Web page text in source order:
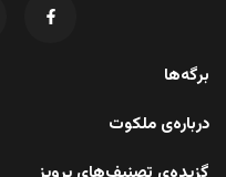
برگه‌ها
درباره‌ی ملکوت